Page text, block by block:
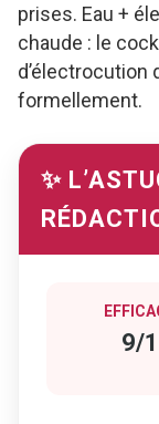
prises. Eau +
chaude : le
formellement.
✨
9/